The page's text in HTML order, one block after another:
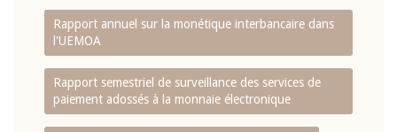
Rapport annuel sur la monétique interbancaire dans
l'UEMOA
Rapport semestriel de surveillance des services de
paiement adossés à la monnaie électronique